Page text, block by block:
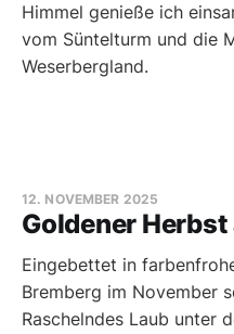
Himmel genieße ich
vom Süntelturm und die
Weserbergland.
Goldener
12. NOVEMBER 2025
Eingebettet in
Bremberg im November
Raschelndes Laub unter